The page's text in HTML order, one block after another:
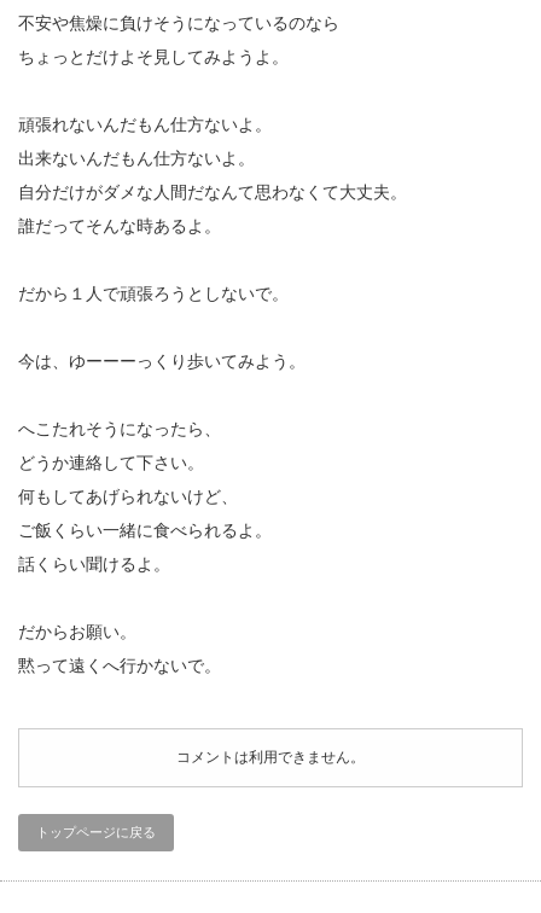
不安や焦燥に負けそうになっているのなら
ちょっとだけよそ見してみようよ。
頑張れないんだもん仕方ないよ。
出来ないんだもん仕方ないよ。
自分だけがダメな人間だなんて思わなくて大丈夫。
誰だってそんな時あるよ。
だから１人で頑張ろうとしないで。
今は、ゆーーーっくり歩いてみよう。
へこたれそうになったら、
どうか連絡して下さい。
何もしてあげられないけど、
ご飯くらい一緒に食べられるよ。
話くらい聞けるよ。
だからお願い。
黙って遠くへ行かないで。
コメントは利用できません。
トップページに戻る